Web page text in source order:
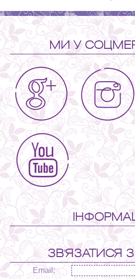
МИ У
ЗВ'ЯЗАТИСЯ
Email: